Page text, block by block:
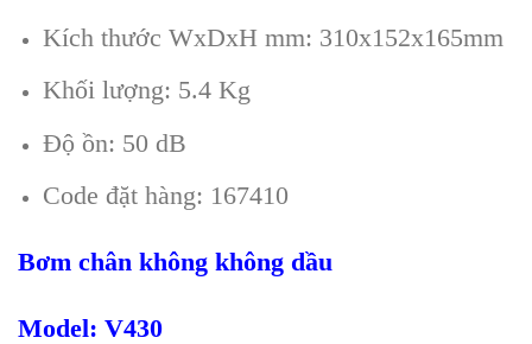
Kích thước WxDxH mm: 310x152x165mm
Khối lượng: 5.4 Kg
Độ ồn: 50 dB
Code đặt hàng: 167410
Bơm chân không không dầu
Model: V430